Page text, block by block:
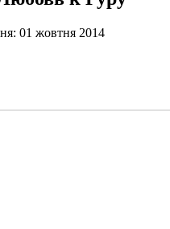
01 жовтня 2014